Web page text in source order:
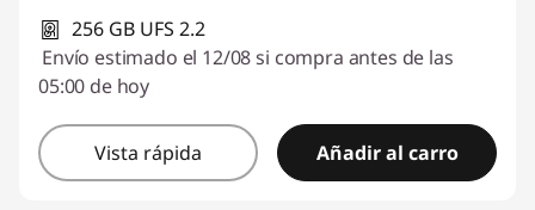
256 GB UFS 2.2
Envío estimado el 12/08 si compra antes de las
05:00 de hoy
Vista rápida Añadir al carro